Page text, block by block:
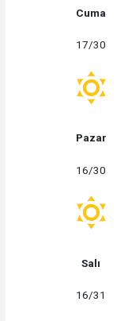
Cuma
17/30
Pazar
16/30
Salı
16/31